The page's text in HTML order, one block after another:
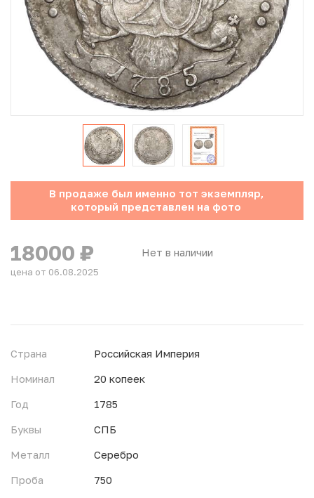
Юбилейные монеты Банка России (с 1999 года)
Памятные и инвестиционные монеты СССР и России
Иностранные монеты
Неофициальные выпуски монет (Unusual)
Античные и средневековые монеты
Наборы монет
Инвестиционные монеты
В продаже был именно тот экземпляр,
который представлен на фото
Нет в наличии
18000 ₽
цена от 06.08.2025
Страна
Российская Империя
Номинал
20 копеек
Год
1785
Буквы
СПБ
Металл
Серебро
Проба
750